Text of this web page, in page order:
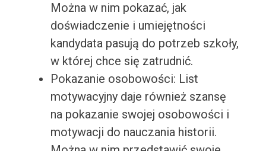
Można w nim pokazać, jak
doświadczenie i umiejętności
kandydata pasują do potrzeb szkoły,
w której chce się zatrudnić.
Pokazanie osobowości: List
motywacyjny daje również szansę
na pokazanie swojej osobowości i
motywacji do nauczania historii.